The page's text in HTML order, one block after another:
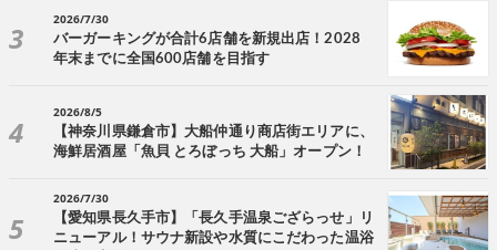
2026/7/30
バーガーキングが合計6店舗を新規出店！2028
年末までに全国600店舗を目指す
2026/8/5
【神奈川県鎌倉市】大船仲通り商店街エリアに、
海鮮居酒屋「魚貝 とろぼっち 大船」オープン！
2026/7/30
【愛知県長久手市】「長久手温泉ござらっせ」リ
ニューアル！サウナ新設や水質にこだわった温浴